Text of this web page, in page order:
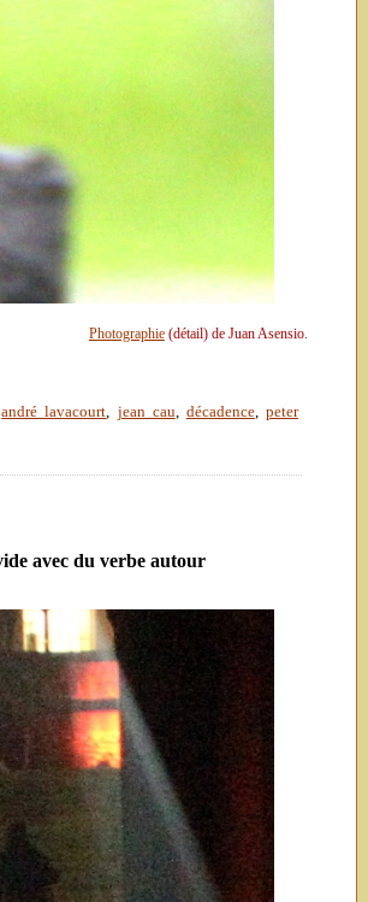
Photographie(détail) de Juan Asensio.
andré lavacourt, jean cau, décadence, peter
avec du verbe autour